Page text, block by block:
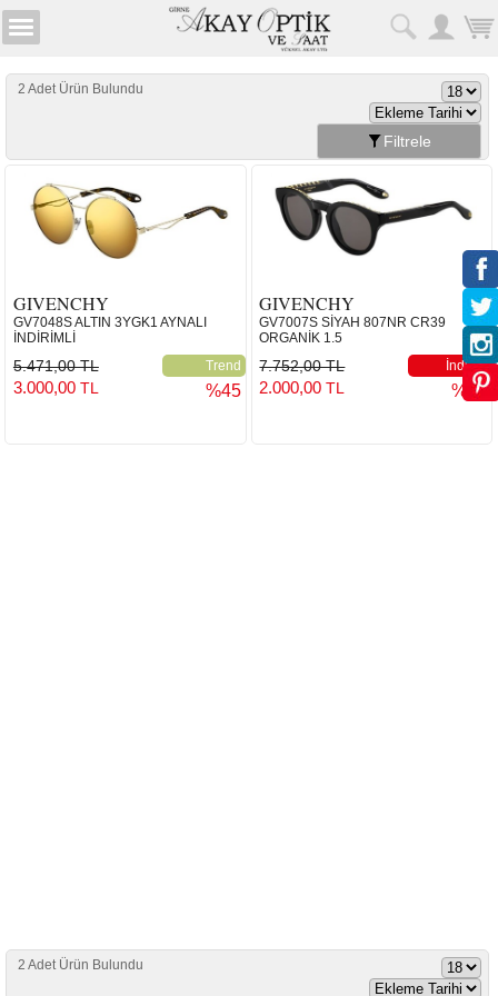
2 Adet Ürün Bulundu
Filtrele
GIVENCHY
GV7048S ALTIN 3YGK1 AYNALI
İNDİRİMLİ
5.471,00 TL Trend
3.000,00 TL %45
GIVENCHY
GV7007S SİYAH 807NR CR39
ORGANİK 1.5
7.752,00 TL İndirim
2.000,00TL %74
2 Adet Ürün Bulundu